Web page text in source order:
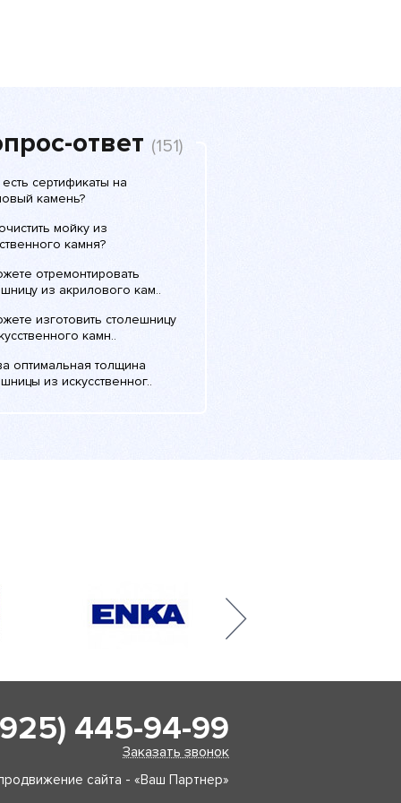
ответ (151)
сертификаты на
камень?
мойку из
камня?
отремонтировать
из акрилового кам..
изготовить столешницу
камн..
оптимальная толщина
из искусственног..
445-94-99
Заказать звонок
сайта - «Ваш Партнер»